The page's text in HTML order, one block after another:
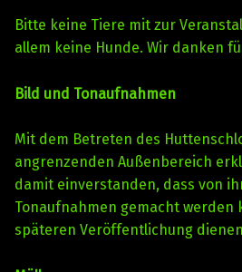
Bitte keine Tiere mit zur
allem keine Hunde. Wir danken
Bild und Tonaufnahmen
Mit dem Betreten des
angrenzenden Außenbereich
damit einverstanden, dass von
Tonaufnahmen gemacht werden
späteren Veröffentlichung